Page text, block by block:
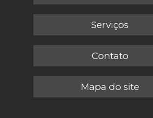
Serviços
Contato
Mapa do site